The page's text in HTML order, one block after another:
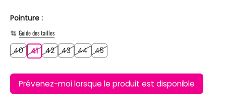
Pointure :
Guide des tailles
40404141 4242434344444545
Prévenez-moi lorsque le produit est disponible